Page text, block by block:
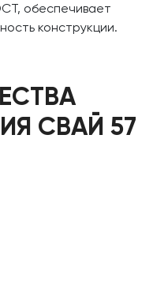
обеспечивает
конструкции.
СВАЙ 57